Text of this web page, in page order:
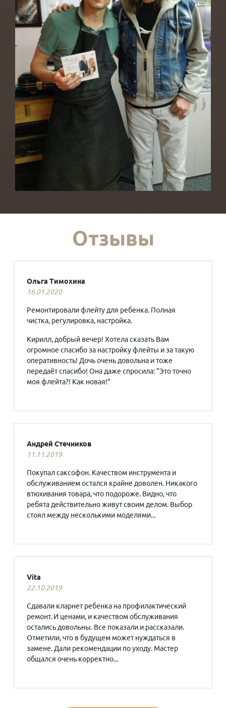
Отзывы
Ольга Тимохина
16.01.2020
Ремонтировали флейту для ребенка. Полная
чистка, регулировка, настройка.
Кирилл, добрый вечер! Хотела сказать Вам
огромное спасибо за настройку флейты и за такую
оперативность! Дочь очень довольна и тоже
передаёт спасибо! Она даже спросила: "Это точно
моя флейта?! Как новая!"
Андрей Стечников
11.11.2019
Покупал саксофон. Качеством инструмента и
обслуживанием остался крайне доволен. Никакого
втюхивания товара, что подороже. Видно, что
ребята действительно живут своим делом. Выбор
стоял между несколькими моделями...
Vita
22.10.2019
Сдавали кларнет ребенка на профилактический
ремонт. И ценами, и качеством обслуживания
остались довольны. Все показали и рассказали.
Отметили, что в будущем может нуждаться в
замене. Дали рекомендации по уходу. Мастер
общался очень корректно...